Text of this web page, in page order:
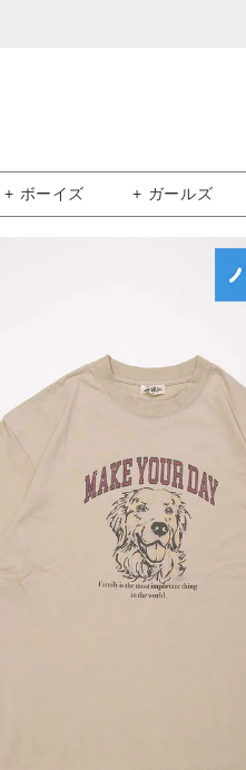
+ ボーイズ + ガールズ